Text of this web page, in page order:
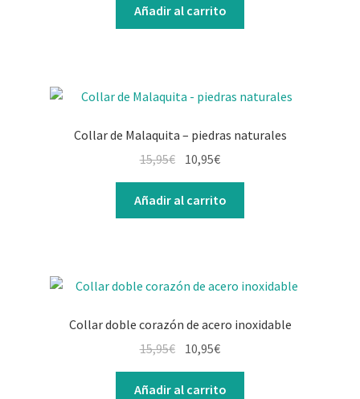
original
era:
actual
es:
Añadir al carrito
Collar de Malaquita – piedras naturales
15,95€ El
precio
original
era:
10,95€El
precio
actual
es:
Añadir al carrito
Collar doble corazón de acero inoxidable
15,95€ El
precio
original
10,95€El
precio
actual
Añadir al carrito